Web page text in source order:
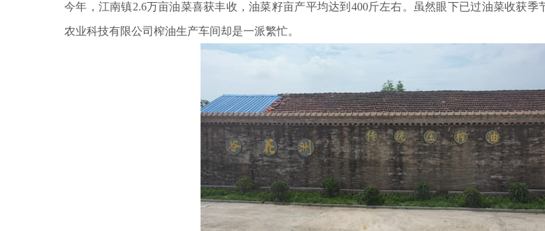
今年，江南镇2.6万亩油菜喜获丰收，油菜籽亩产平均达到400斤左右。虽然眼下已过油菜收获季
农业科技有限公司榨油生产车间却是一派繁忙。